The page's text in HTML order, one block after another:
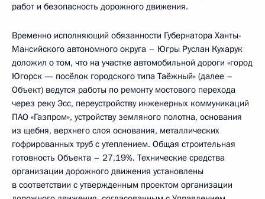
работ и безопасность дорожного движения.
Временно исполняющий обязанности Губернатора Ханты-
Мансийского автономного округа – Югры Руслан Кухарук
доложил о том, что на участке автомобильной дороги «город
Югорск — посёлок городского типа Таёжный» (далее –
Объект) ведутся работы по ремонту мостового перехода
через реку Эсс, переустройству инженерных коммуникаций
ПАО «Газпром», устройству земляного полотна, основания
из щебня, верхнего слоя основания, металлических
гофрированных труб с утеплением. Общая строительная
готовность Объекта – 27,19%. Технические средства
организации дорожного движения установлены
в соответствии с утвержденным проектом организации